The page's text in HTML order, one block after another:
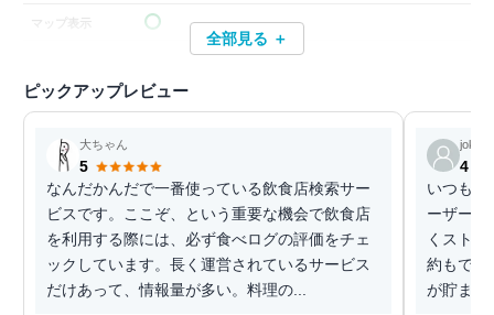
マップ表示
全部見る ＋
ピックアップレビュー
大ちゃん
5
なんだかんだで一番使っている飲食店検索サー
ビスです。ここぞ、という重要な機会で飲食店
を利用する際には、必ず食べログの評価をチェ
ックしています。長く運営されているサービス
だけあって、情報量が多い。料理の...
joker
4
いつもお
ーザーな
くスト
約もでき
が貯まる